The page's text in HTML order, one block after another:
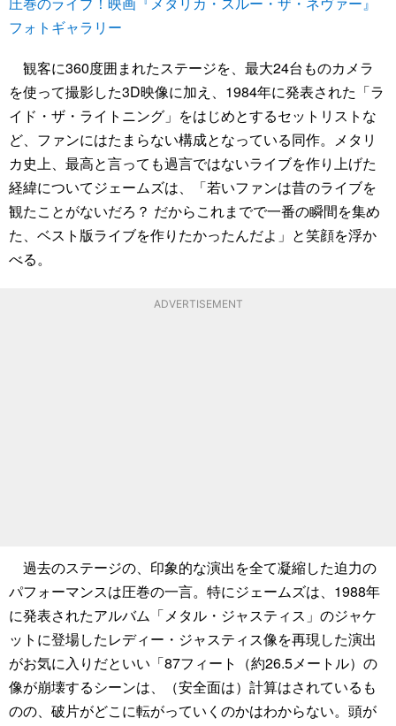
フォトギャラリー
観客に360度囲まれたステージを、最大24台ものカメラ
を使って撮影した3D映像に加え、1984年に発表された「ラ
イド・ザ・ライトニング」をはじめとするセットリストな
ど、ファンにはたまらない構成となっている同作。メタリ
カ史上、最高と言っても過言ではないライブを作り上げた
経緯についてジェームズは、「若いファンは昔のライブを
観たことがないだろ？ だからこれまでで一番の瞬間を集め
た、ベスト版ライブを作りたかったんだよ」と笑顔を浮か
べる。
ADVERTISEMENT
過去のステージの、印象的な演出を全て凝縮した迫力の
パフォーマンスは圧巻の一言。特にジェームズは、1988年
に発表されたアルバム「メタル・ジャスティス」のジャケ
ットに登場したレディー・ジャスティス像を再現した演出
がお気に入りだといい「87フィート（約26.5メートル）の
像が崩壊するシーンは、（安全面は）計算はされているも
のの、破片がどこに転がっていくのかはわからない。頭が